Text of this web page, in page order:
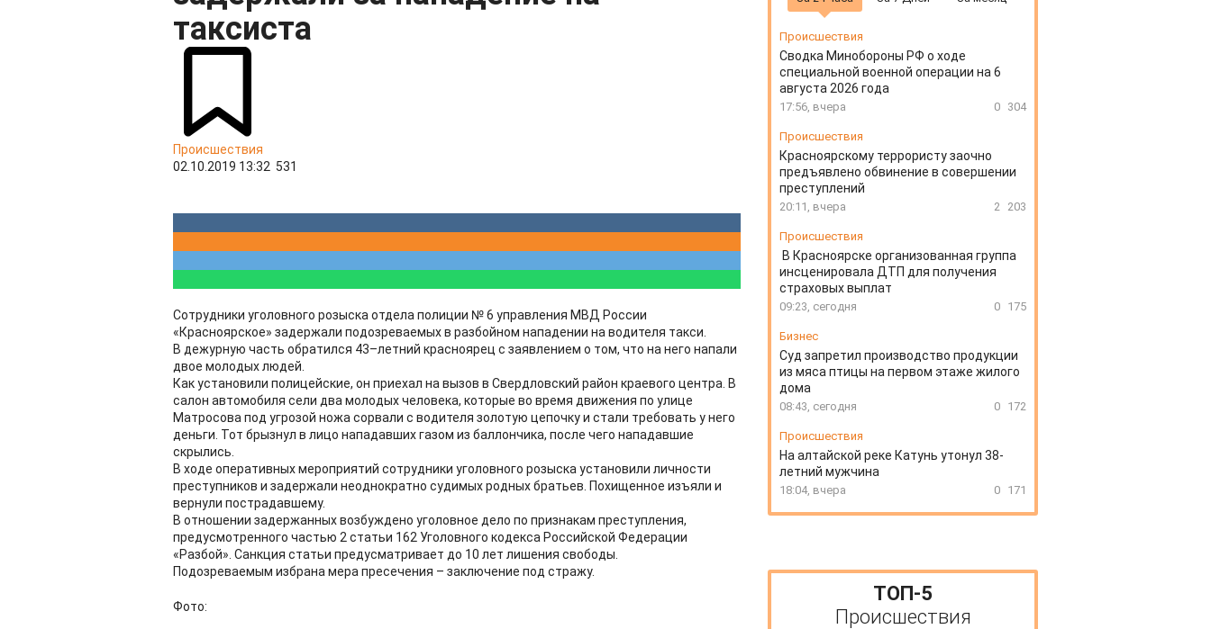
таксиста
Происшествия
02.10.2019 13:32 531
Сотрудники уголовного розыска отдела полиции № 6 управления МВД России
«Красноярское» задержали подозреваемых в разбойном нападении на водителя такси.
В дежурную часть обратился 43–летний красноярец с заявлением о том, что на него напали
двое молодых людей.
Как установили полицейские, он приехал на вызов в Свердловский район краевого центра. В
салон автомобиля сели два молодых человека, которые во время движения по улице
Матросова под угрозой ножа сорвали с водителя золотую цепочку и стали требовать у него
деньги. Тот брызнул в лицо нападавших газом из баллончика, после чего нападавшие
скрылись.
В ходе оперативных мероприятий сотрудники уголовного розыска установили личности
преступников и задержали неоднократно судимых родных братьев. Похищенное изъяли и
вернули пострадавшему.
В отношении задержанных возбуждено уголовное дело по признакам преступления,
предусмотренного частью 2 статьи 162 Уголовного кодекса Российской Федерации
«Разбой». Санкция статьи предусматривает до 10 лет лишения свободы.
Подозреваемым избрана мера пресечения – заключение под стражу.
Фото:
Происшествия
Сводка Минобороны РФ о ходе
специальной военной операции на 6
августа 2026 года
17:56, вчера 0 304
Происшествия
Красноярскому террористу заочно
предъявлено обвинение в совершении
преступлений
20:11, вчера 2 203
Происшествия
В Красноярске организованная группа
инсценировала ДТП для получения
страховых выплат
09:23, сегодня 0 175
Бизнес
Суд запретил производство продукции
из мяса птицы на первом этаже жилого
дома
08:43, сегодня 0 172
Происшествия
На алтайской реке Катунь утонул 38-
летний мужчина
18:04, вчера 0 171
ТОП-5
Происшествия